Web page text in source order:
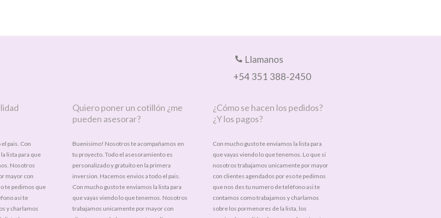
Llamanos
+54 351 388-2450
pais. Con
lista para que
Nosotros
mayor con
te pedimos que
asi te
y charlamos
Quiero poner un cotillón ¿me
pueden asesorar?
Buenisimo! Nosotros te acompañamos en
tu proyecto. Todo el asesoramiento es
personalizado y gratuito en la primera
inversion. Hacemos envios a todo el pais.
Con mucho gusto te enviamos la lista para
que vayas viendo lo que tenemos. Nosotros
trabajamos unicamente por mayor con
¿Cómo se hacen los pedidos?
¿Y los pagos?
Con mucho gusto te enviamos la lista para
que vayas viendo lo que tenemos. Lo que si
nosotros trabajamos unicamente por mayor
con clientes agendados por eso te pedimos
que nos des tu numero de telèfono asi te
contamos como trabajamos y charlamos
sobre los pormenores de la lista, los